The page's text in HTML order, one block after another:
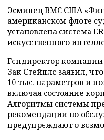
Эсминец ВМС США
американском флоте
установлена система
искусственного
Гендиректор
Зак Стейплс заявил,
10 тыс. параметров и
включая состояние
Алгоритмы системы
рекомендации по
предупреждают о